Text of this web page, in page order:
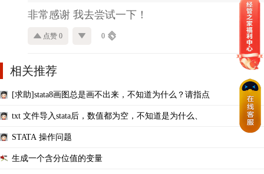
非常感谢 我去尝试一下！
点赞 0 0
相关推荐
[求助]stata8画图总是画不出来，不知道为什么？请指点
txt 文件导入stata后，数值都为空，不知道是为什么、
STATA 操作问题
生成一个含分位值的变量